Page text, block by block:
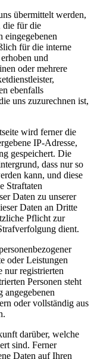
übermittelt werden,
die für die
für die interne
und
oder mehrere
ebenfalls
uns zuzurechnen ist,
wird ferner die
IP-Adresse,
gespeichert. Die
dass nur so
kann, und diese
Straftaten
Daten zu unserer
Daten an Dritte
Pflicht zur
dient.
oder Leistungen
nur registrierten
Personen steht
oder vollständig aus
darüber, welche
sind. Ferner
Daten auf Ihren